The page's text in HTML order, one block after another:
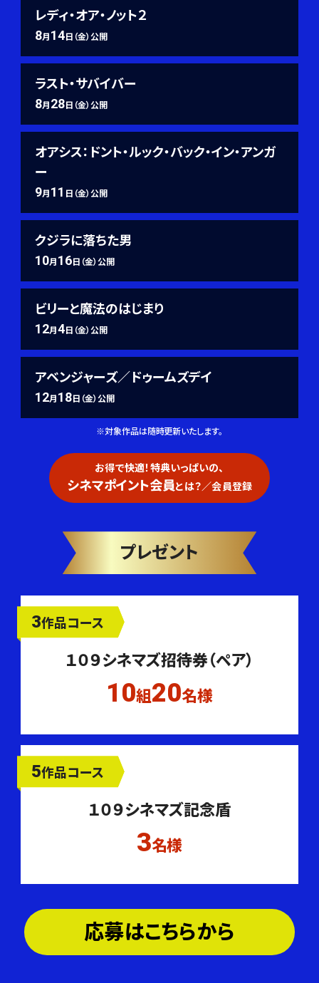
レディ・オア・ノット２
8月 14 日（金）公開
ラスト・サバイバー
8月 28 日（金）公開
オアシス：ドント・ルック・バック・イン・アンガ
ー
9月 11 日（金）公開
クジラに落ちた男
10月 16 日（金）公開
ビリーと魔法のはじまり
12月4 日（金）公開
アベンジャーズ／ドゥームズデイ
12月 18 日（金）公開
※対象作品は随時更新いたします。
お得で快適！特典いっぱいの、
シネマポイント会員とは？／会員登録
プレゼント
3作品コース
１０９シネマズ招待券（ペア）
10組20名様
5作品コース
１０９シネマズ記念盾
3名様
応募はこちらから